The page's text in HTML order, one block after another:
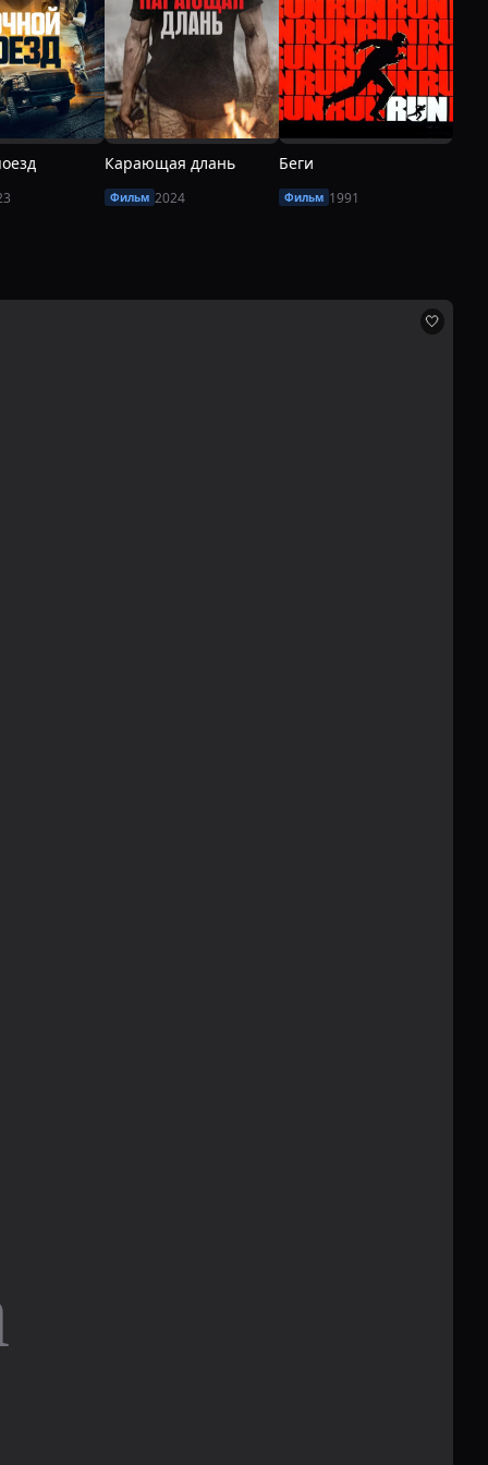
Карающая длань
Фильм 2024
Беги
Фильм 1991
🤍